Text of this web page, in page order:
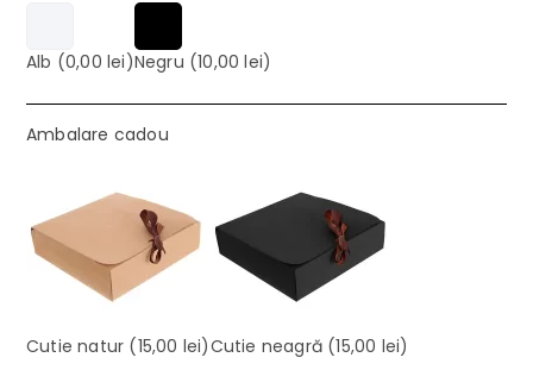
Alb (0,00 lei)Negru (10,00 lei)
Ambalare cadou
Cutie natur (15,00 lei)Cutie neagră (15,00 lei)